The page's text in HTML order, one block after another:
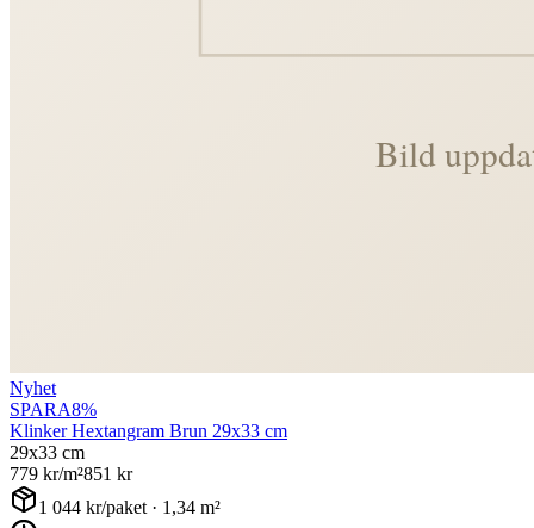
Nyhet
SPARA8%
Klinker Hextangram Brun 29x33 cm
29x33 cm
779 kr/m²851 kr
1 044 kr/paket · 1,34 m²